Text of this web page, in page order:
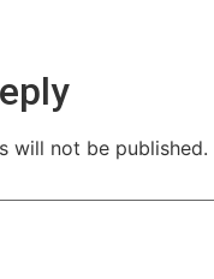
will not be published.